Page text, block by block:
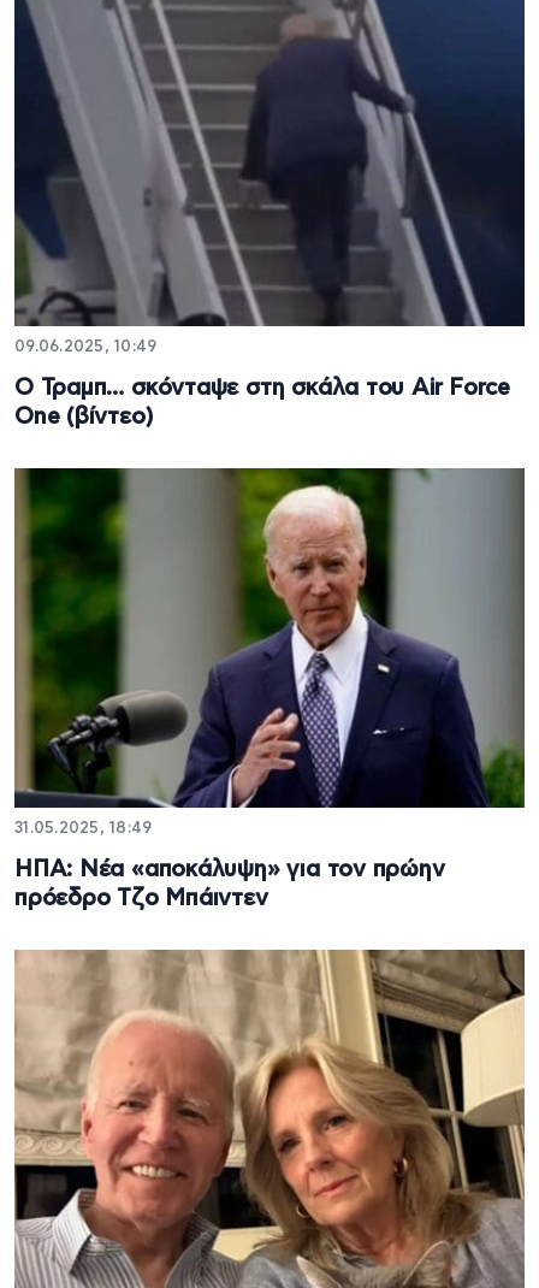
09.06.2025, 10:49
Ο Τραμπ… σκόνταψε στη σκάλα του Air Force
One (βίντεο)
31.05.2025, 18:49
ΗΠΑ: Νέα «αποκάλυψη» για τον πρώην
πρόεδρο Τζο Μπάιντεν